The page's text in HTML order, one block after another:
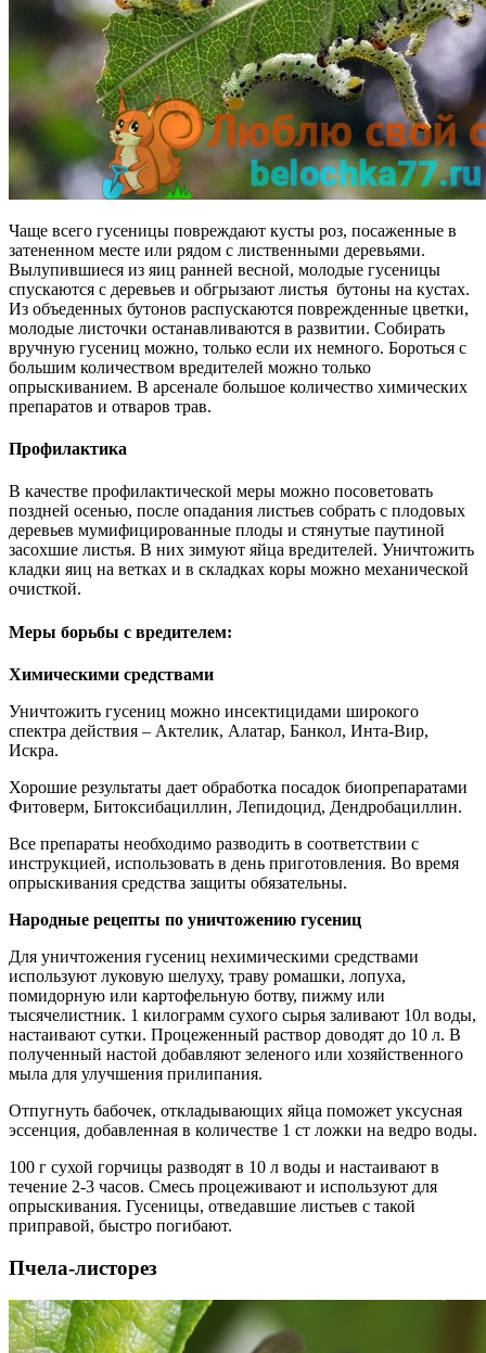
Чаще всего гусеницы повреждают кусты роз, посаженные в
затененном месте или рядом с лиственными деревьями.
Вылупившиеся из яиц ранней весной, молодые гусеницы
спускаются с деревьев и обгрызают листья бутоны на кустах.
Из объеденных бутонов распускаются поврежденные цветки,
молодые листочки останавливаются в развитии. Собирать
вручную гусениц можно, только если их немного. Бороться с
большим количеством вредителей можно только
опрыскиванием. В арсенале большое количество химических
препаратов и отваров трав.
Профилактика
В качестве профилактической меры можно посоветовать
поздней осенью, после опадания листьев собрать с плодовых
деревьев мумифицированные плоды и стянутые паутиной
засохшие листья. В них зимуют яйца вредителей. Уничтожить
кладки яиц на ветках и в складках коры можно механической
очисткой.
Меры борьбы с вредителем:
Химическими средствами
Уничтожить гусениц можно инсектицидами широкого
спектра действия – Актелик, Алатар, Банкол, Инта-Вир,
Искра.
Хорошие результаты дает обработка посадок биопрепаратами
Фитоверм, Битоксибациллин, Лепидоцид, Дендробациллин.
Все препараты необходимо разводить в соответствии с
инструкцией, использовать в день приготовления. Во время
опрыскивания средства защиты обязательны.
Народные рецепты по уничтожению гусениц
Для уничтожения гусениц нехимическими средствами
используют луковую шелуху, траву ромашки, лопуха,
помидорную или картофельную ботву, пижму или
тысячелистник. 1 килограмм сухого сырья заливают 10л воды,
настаивают сутки. Процеженный раствор доводят до 10 л. В
полученный настой добавляют зеленого или хозяйственного
мыла для улучшения прилипания.
Отпугнуть бабочек, откладывающих яйца поможет уксусная
эссенция, добавленная в количестве 1 ст ложки на ведро воды.
100 г сухой горчицы разводят в 10 л воды и настаивают в
течение 2-3 часов. Смесь процеживают и используют для
опрыскивания. Гусеницы, отведавшие листьев с такой
приправой, быстро погибают.
Пчела-листорез